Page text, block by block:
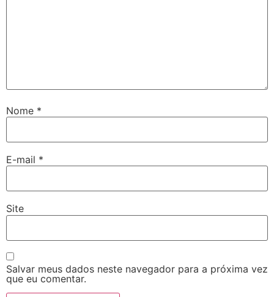
Nome *
E-mail *
Site
Salvar meus dados neste navegador para a próxima vez
que eu comentar.